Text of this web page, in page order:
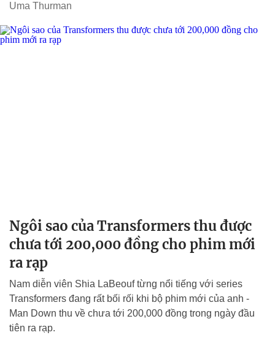
Uma Thurman
Ngôi sao của Transformers thu được
chưa tới 200,000 đồng cho phim mới
ra rạp
Nam diễn viên Shia LaBeouf từng nổi tiếng với series
Transformers đang rất bối rối khi bộ phim mới của anh -
Man Down thu về chưa tới 200,000 đồng trong ngày đầu
tiên ra rạp.